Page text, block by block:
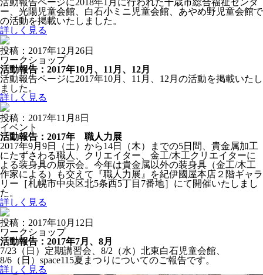
活動報告ページに2018年1月に行われた千歳市総合福祉センタ
ー、光陽児童会館、白石小ミニ児童会館、あやめ野児童会館で
の活動を掲載いたしました。
詳しく見る
投稿：2017年12月26日
ワークショップ
活動報告：2017年10月、11月、12月
活動報告ページに2017年10月、11月、12月の活動を掲載いたし
ました。
詳しく見る
投稿：2017年11月8日
イベント
活動報告：2017年 職人力展
2017年9月9日（土）から14日（木）までの5日間、貴金属加工
にたずさわる職人、クリエイター、金工/木工クリエイターに
よる装身具の展示会。今年は貴金属以外の装身具（金工/木工
作家による）も交えて『職人力展』を紀伊國屋本店２階ギャラ
リー［札幌市中央区北5条西5丁目7番地］にて開催いたしまし
た。
詳しく見る
投稿：2017年10月12日
ワークショップ
活動報告：2017年7月、8月
7/23（日）定期講習会、8/2（水）北東白石児童会館、
8/6（日）space115夏まつりについてのご報告です。
詳しく見る